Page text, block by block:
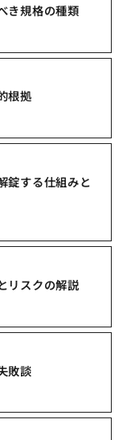
き規格の種類
根拠
錠する仕組みと
リスクの解説
敗談